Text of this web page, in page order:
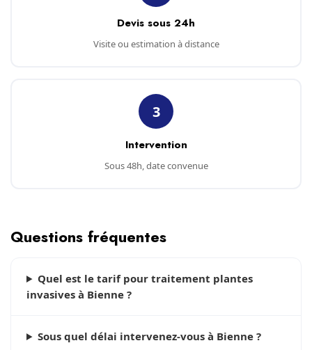
Devis sous 24h
Visite ou estimation à distance
3
Intervention
Sous 48h, date convenue
Questions fréquentes
Quel est le tarif pour traitement plantes
invasives à Bienne ?
Sous quel délai intervenez-vous à Bienne ?